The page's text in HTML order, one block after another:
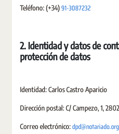
Teléfono: (+34)91-3087232
2. Identidad y datos de
protección de datos
Identidad: Carlos Castro Aparicio
Dirección postal: C/ Campezo, 1,
Correo electrónico:dpd@notariado.org